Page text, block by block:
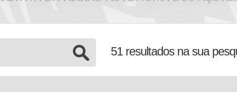
51 resultados na sua